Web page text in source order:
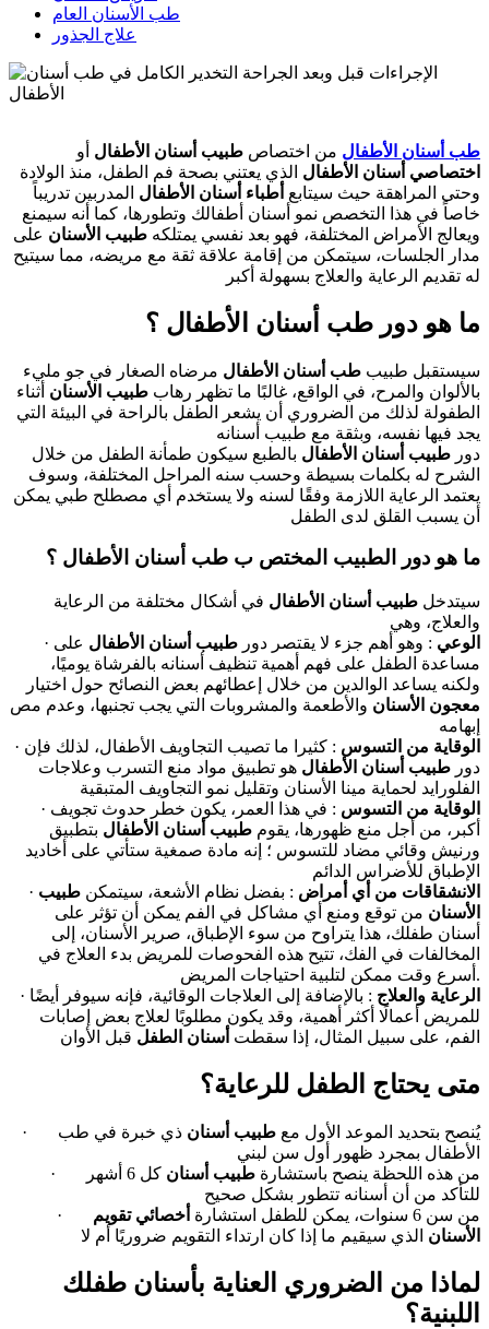
طب الأسنان العام
علاج الجذور
طب أسنان الأطفال من اختصاص طبيب أسنان الأطفال أو
اختصاصي أسنان الأطفال الذي يعتني بصحة فم الطفل، منذ الولادة
وحتى المراهقة حيث سيتابع أطباء أسنان الأطفال المدربين تدريباً
خاصاً في هذا التخصص نمو أسنان أطفالك وتطورها، كما أنه سيمنع
ويعالج الأمراض المختلفة، فهو بعد نفسي يمتلكه طبيب الأسنان على
مدار الجلسات، سيتمكن من إقامة علاقة ثقة مع مريضه، مما سيتيح
له تقديم الرعاية والعلاج بسهولة أكبر
ما هو دور طب أسنان الأطفال ؟
سيستقبل طبيب طب أسنان الأطفال مرضاه الصغار في جو مليء
بالألوان والمرح، في الواقع، غالبًا ما تظهر رهاب طبيب الأسنان أثناء
الطفولة لذلك من الضروري أن يشعر الطفل بالراحة في البيئة التي
يجد فيها نفسه، وبثقة مع طبيب أسنانه
دور طبيب أسنان الأطفال بالطبع سيكون طمأنة الطفل من خلال
الشرح له بكلمات بسيطة وحسب سنه المراحل المختلفة، وسوف
يعتمد الرعاية اللازمة وفقًا لسنه ولا يستخدم أي مصطلح طبي يمكن
أن يسبب القلق لدى الطفل
ما هو دور الطبيب المختص ب طب أسنان الأطفال ؟
سيتدخل طبيب أسنان الأطفال في أشكال مختلفة من الرعاية
والعلاج، وهي
·
الوعي : وهو أهم جزء لا يقتصر دور طبيب أسنان الأطفال على
مساعدة الطفل على فهم أهمية تنظيف أسنانه بالفرشاة يوميًا،
ولكنه يساعد الوالدين من خلال إعطائهم بعض النصائح حول اختيار
معجون الأسنان والأطعمة والمشروبات التي يجب تجنبها، وعدم مص
إبهامه
·
الوقاية من التسوس : كثيرا ما تصيب التجاويف الأطفال، لذلك فإن
دور طبيب أسنان الأطفال هو تطبيق مواد منع التسرب وعلاجات
الفلورايد لحماية مينا الأسنان وتقليل نمو التجاويف المتبقية
·
الوقاية من التسوس : في هذا العمر، يكون خطر حدوث تجويف
أكبر، من أجل منع ظهورها، يقوم طبيب أسنان الأطفال بتطبيق
ورنيش وقائي مضاد للتسوس ؛ إنه مادة صمغية ستأتي على أخاديد
الإطباق للأضراس الدائم
·
الانشقاقات من أي أمراض : بفضل نظام الأشعة، سيتمكن طبيب
الأسنان من توقع ومنع أي مشاكل في الفم يمكن أن تؤثر على
أسنان طفلك، هذا يتراوح من سوء الإطباق، صرير الأسنان، إلى
المخالفات في الفك، تتيح هذه الفحوصات للمريض بدء العلاج في
أسرع وقت ممكن لتلبية احتياجات المريض.
·
الرعاية والعلاج : بالإضافة إلى العلاجات الوقائية، فإنه سيوفر أيضًا
للمريض أعمالًا أكثر أهمية، وقد يكون مطلوبًا لعلاج بعض إصابات
الفم، على سبيل المثال، إذا سقطت أسنان الطفل قبل الأوان
متى يحتاج الطفل للرعاية؟
· يُنصح بتحديد الموعد الأول مع طبيب أسنان ذي خبرة في طب
الأطفال بمجرد ظهور أول سن لبني
· من هذه اللحظة ينصح باستشارة طبيب أسنان
كل 6 أشهر
للتأكد من أن أسنانه تتطور بشكل صحيح
· من سن 6 سنوات، يمكن للطفل استشارة
أخصائي تقويم
الأسنان الذي سيقيم ما إذا كان ارتداء التقويم ضروريًا أم لا
لماذا من الضروري العناية بأسنان طفلك
اللبنية؟